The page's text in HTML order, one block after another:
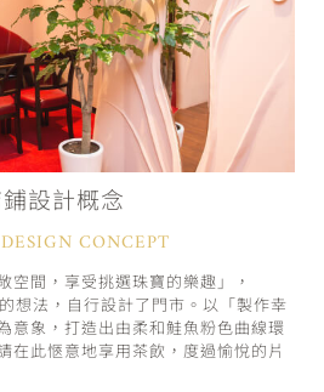
設計概念
CONCEPT
空間，享受挑選珠寶的樂趣」，
想法，自行設計了門市。以「製作幸
意象，打造出由柔和鮭魚粉色曲線環
在此愜意地享用茶飲，度過愉悅的片